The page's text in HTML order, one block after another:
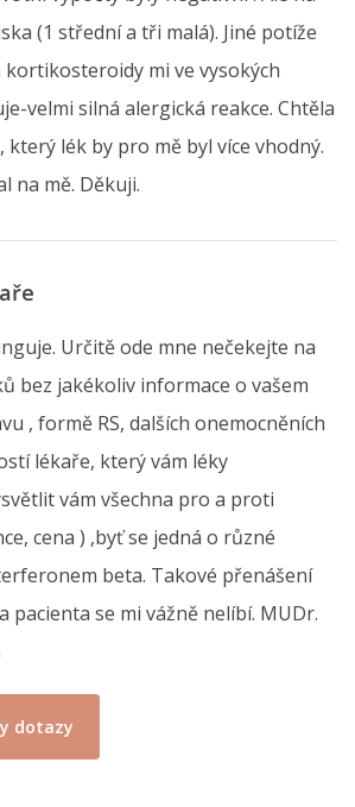
(1 střední a tři malá). Jiné potíže
kortikosteroidy mi ve vysokých
velmi silná alergická reakce. Chtěla
který lék by pro mě byl více vhodný.
na mě. Děkuji.
Určitě ode mne nečekejte na
bez jakékoliv informace o vašem
, formě RS, dalších onemocněních
lékaře, který vám léky
vám všechna pro a proti
cena ) ,byť se jedná o různé
beta. Takové přenášení
pacienta se mi vážně nelíbí. MUDr.
dotazy